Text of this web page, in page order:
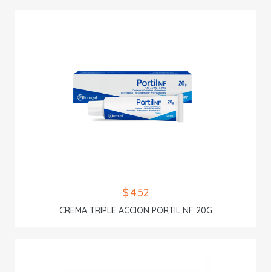
$ 4.52
CREMA TRIPLE ACCION PORTIL NF 20G